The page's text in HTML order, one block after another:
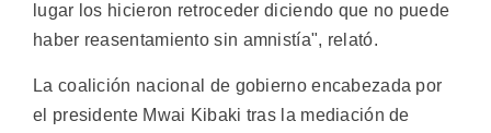
lugar los hicieron retroceder diciendo que no puede
haber reasentamiento sin amnistía", relató.
La coalición nacional de gobierno encabezada por
el presidente Mwai Kibaki tras la mediación de